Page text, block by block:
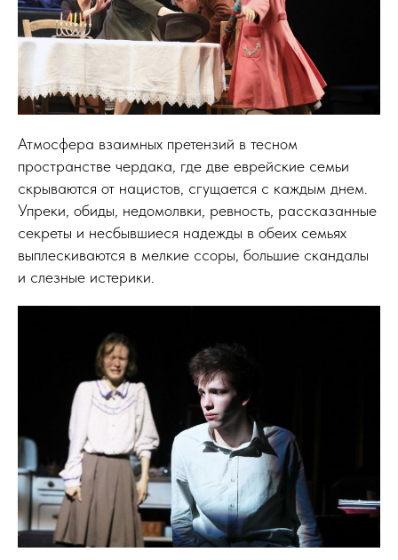
Атмосфера взаимных претензий в тесном
пространстве чердака, где две еврейские семьи
скрываются от нацистов, сгущается с каждым днем.
Упреки, обиды, недомолвки, ревность, рассказанные
секреты и несбывшиеся надежды в обеих семьях
выплескиваются в мелкие ссоры, большие скандалы
и слезные истерики.